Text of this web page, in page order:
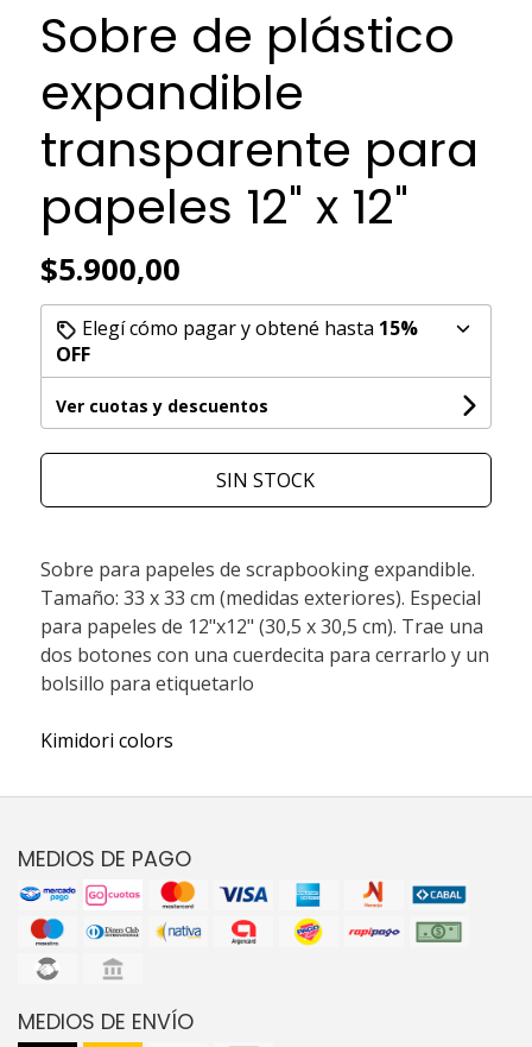
Sobre de plástico
expandible
transparente para
papeles 12" x 12"
$5.900,00
Elegí cómo pagar y obtené hasta 15%
OFF
Ver cuotas y descuentos
SIN STOCK
Sobre para papeles de scrapbooking expandible.
Tamaño: 33 x 33 cm (medidas exteriores). Especial
para papeles de 12"x12" (30,5 x 30,5 cm). Trae una
dos botones con una cuerdecita para cerrarlo y un
bolsillo para etiquetarlo
Kimidori colors
MEDIOS DE PAGO
MEDIOS DE ENVÍO